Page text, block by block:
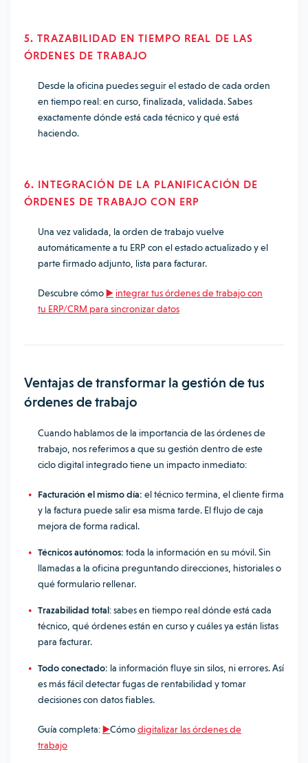
5. TRAZABILIDAD EN TIEMPO REAL DE LAS
ÓRDENES DE TRABAJO
Desde la oficina puedes seguir el estado de cada orden
en tiempo real: en curso, finalizada, validada. Sabes
exactamente dónde está cada técnico y qué está
haciendo.
6. INTEGRACIÓN DE LA PLANIFICACIÓN DE
ÓRDENES DE TRABAJO CON ERP
Una vez validada, la orden de trabajo vuelve
automáticamente a tu ERP con el estado actualizado y el
parte firmado adjunto, lista para facturar.
Descubre cómo▶️ integrar tus órdenes de trabajo con
tu ERP/CRM para sincronizar datos
Ventajas de transformar la gestión de tus
órdenes de trabajo
Cuando hablamos de la importancia de las órdenes de
trabajo, nos referimos a que su gestión dentro de este
ciclo digital integrado tiene un impacto inmediato:
Facturación el mismo día: el técnico termina, el cliente firma
y la factura puede salir esa misma tarde. El flujo de caja
mejora de forma radical.
Técnicos autónomos: toda la información en su móvil. Sin
llamadas a la oficina preguntando direcciones, historiales o
qué formulario rellenar.
Trazabilidad total: sabes en tiempo real dónde está cada
técnico, qué órdenes están en curso y cuáles ya están listas
para facturar.
Todo conectado: la información fluye sin silos, ni errores. Así
es más fácil detectar fugas de rentabilidad y tomar
decisiones con datos fiables.
Guía completa:▶️Cómodigitalizar las órdenes de
trabajo